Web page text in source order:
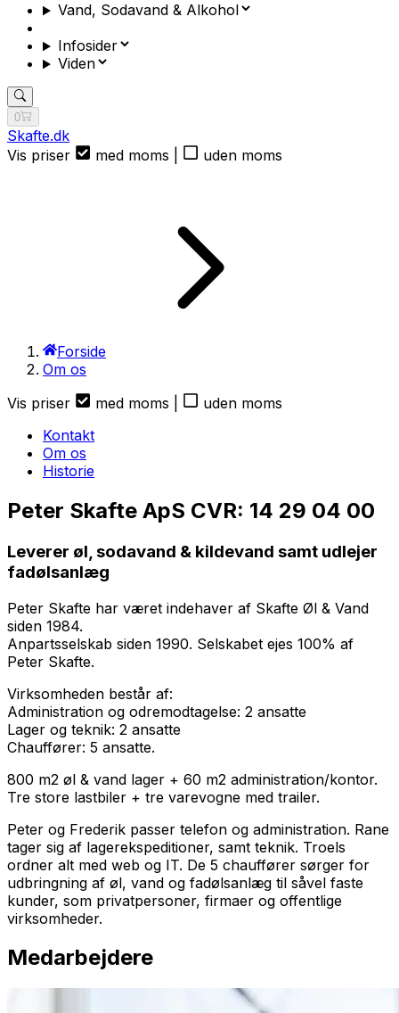
Vand, Sodavand & Alkohol
Infosider
Viden
0
Skafte.dk
Vis priser
med moms uden moms
Forside
Om os
Vis priser
med moms
uden moms
Kontakt
Om os
Historie
Peter Skafte ApS CVR: 14 29 04 00
Leverer øl, sodavand & kildevand samt udlejer
fadølsanlæg
Peter Skafte har været indehaver af Skafte Øl & Vand
siden 1984.
Anpartsselskab siden 1990. Selskabet ejes 100% af
Peter Skafte.
Virksomheden består af:
Administration og odremodtagelse: 2 ansatte
Lager og teknik: 2 ansatte
Chauffører: 5 ansatte.
800 m2 øl & vand lager + 60 m2 administration/kontor.
Tre store lastbiler + tre varevogne med trailer.
Peter og Frederik passer telefon og administration. Rane
tager sig af lagerekspeditioner, samt teknik. Troels
ordner alt med web og IT. De 5 chauffører sørger for
udbringning af øl, vand og fadølsanlæg til såvel faste
kunder, som privatpersoner, firmaer og offentlige
virksomheder.
Medarbejdere